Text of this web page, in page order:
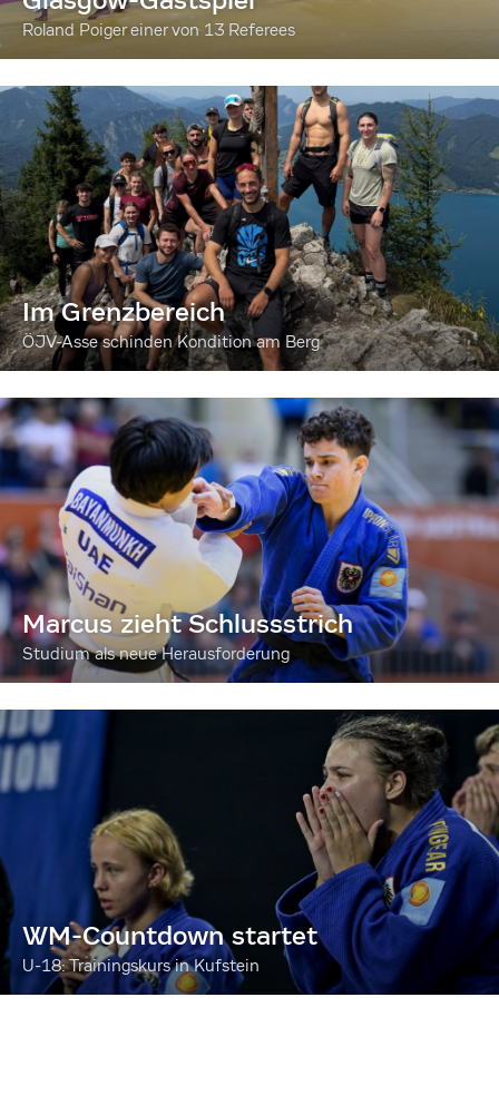
Roland Poiger einer von 13 Referees
Im Grenzbereich
ÖJV-Asse schinden Kondition am Berg
Marcus zieht Schlussstrich
Studium als neue Herausforderung
WM-Countdown startet
U-18: Trainingskurs in Kufstein